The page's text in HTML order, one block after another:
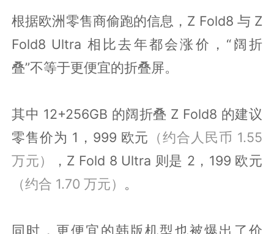
根据欧洲零售商偷跑的信息，Z Fold8 与 Z
Fold8 Ultra 相比去年都会涨价，“阔折
叠”不等于更便宜的折叠屏。
其中 12+256GB 的阔折叠 Z Fold8 的建议
零售价为 1，999 欧元 （约合人民币 1.55
万元）
，Z Fold 8 Ultra 则是 2，199 欧元
（约合 1.70 万元） 。
同时，更便宜的韩版机型也被爆出了价